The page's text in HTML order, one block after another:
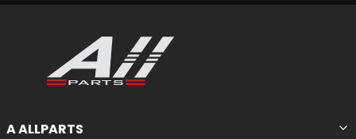
A ALLPARTS